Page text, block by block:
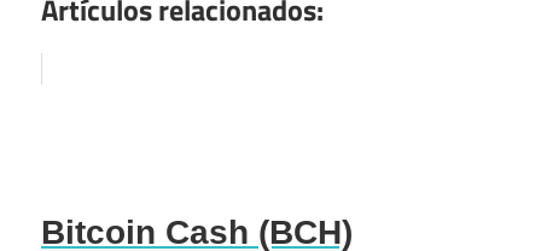
Artículos relacionados:
Bitcoin Cash (BCH)